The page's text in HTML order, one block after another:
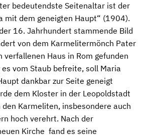
bedeutendste Seitenaltar ist der
mit dem geneigten Haupt“ (1904).
16. Jahrhundert stammende Bild
von dem Karmelitermönch Pater
verfallenen Haus in Rom gefunden
vom Staub befreite, soll Maria
dankbar zur Seite geneigt
dem Kloster in der Leopoldstadt
den Karmeliten, insbesondere auch
hoch verehrt. Nach der
Kirche fand es seine